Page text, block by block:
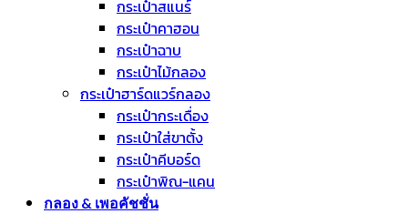
กระเป๋าสแนร์
กระเป๋าคาฮอน
กระเป๋าฉาบ
กระเป๋าไม้กลอง
กระเป๋าฮาร์ดแวร์กลอง
กระเป๋ากระเดื่อง
กระเป๋าใส่ขาตั้ง
กระเป๋าคีบอร์ด
กระเป๋าพิณ-แคน
กลอง & เพอคัชชั่น